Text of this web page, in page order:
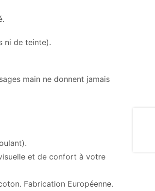
ni de teinte).
main ne donnent jamais
et de confort à votre
Fabrication Européenne.